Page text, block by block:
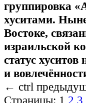
группировка
хуситами.
Востоке,
израильской
статус
и
← ctrl
Страницы: 1 2 3